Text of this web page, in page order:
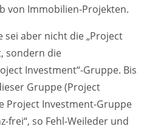
von Immobilien-Projekten.
aber nicht die „Project
sondern die
Investment“-Gruppe. Bis
Gruppe (Project
Project Investment-Gruppe
frei“, so Fehl-Weileder und